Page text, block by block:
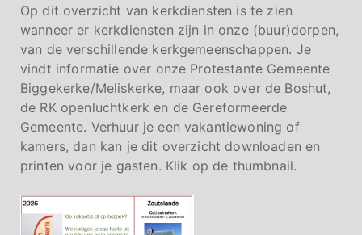
Op dit overzicht van kerkdiensten is te zien
wanneer er kerkdiensten zijn in onze (buur)dorpen,
van de verschillende kerkgemeenschappen. Je
vindt informatie over onze Protestante Gemeente
Biggekerke/Meliskerke, maar ook over de Boshut,
de RK openluchtkerk en de Gereformeerde
Gemeente. Verhuur je een vakantiewoning of
kamers, dan kan je dit overzicht downloaden en
printen voor je gasten. Klik op de thumbnail.